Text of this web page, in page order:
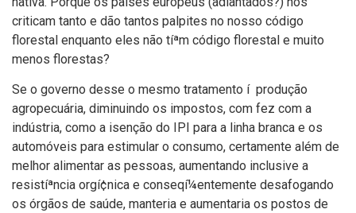
criticam tanto e dão tantos palpites no nosso código
florestal enquanto eles não tíªm código florestal e muito
menos florestas?
Se o governo desse o mesmo tratamento í produção
agropecuária, diminuindo os impostos, com fez com a
indústria, como a isenção do IPI para a linha branca e os
automóveis para estimular o consumo, certamente além de
melhor alimentar as pessoas, aumentando inclusive a
resistíªncia orgí¢nica e conseqí¼entemente desafogando
os órgãos de saúde, manteria e aumentaria os postos de